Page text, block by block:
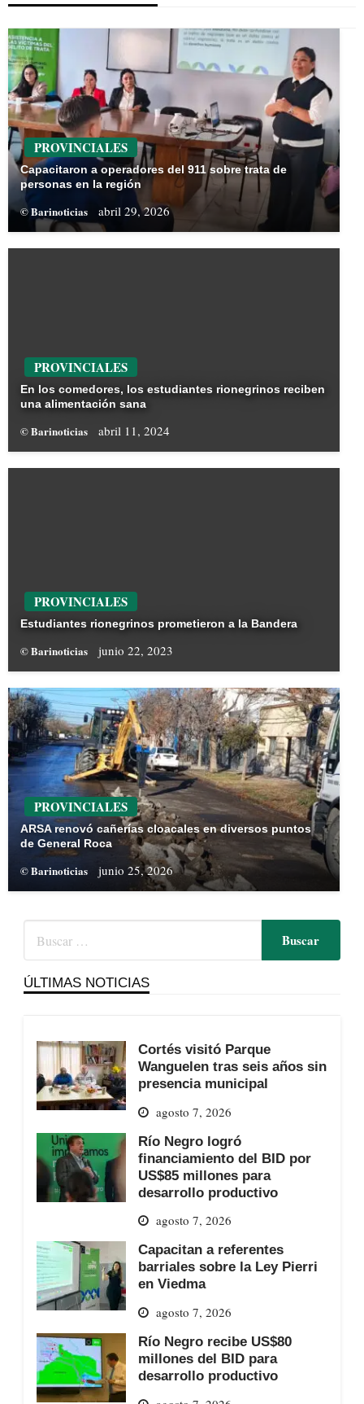
PROVINCIALES
Capacitaron a operadores del 911 sobre trata de
personas en la región
© Barinoticias abril 29, 2026
PROVINCIALES
En los comedores, los estudiantes rionegrinos reciben
una alimentación sana
© Barinoticias abril 11, 2024
PROVINCIALES
Estudiantes rionegrinos prometieron a la Bandera
© Barinoticias junio 22, 2023
PROVINCIALES
ARSA renovó cañerías cloacales en diversos puntos
de General Roca
© Barinoticias junio 25, 2026
ÚLTIMAS NOTICIAS
Cortés visitó Parque
Wanguelen tras seis años sin
presencia municipal
agosto 7, 2026
Río Negro logró
financiamiento del BID por
US$85 millones para
desarrollo productivo
agosto 7, 2026
Capacitan a referentes
barriales sobre la Ley Pierri
en Viedma
agosto 7, 2026
Río Negro recibe US$80
millones del BID para
desarrollo productivo